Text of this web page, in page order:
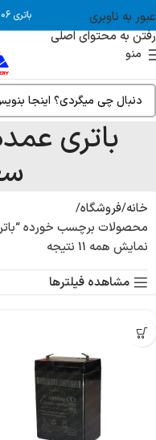
عبور به ناوبری
رفتن به محتوای اصلی
باتری 206
منو
باتری
خانه فروشگاه
محصولات برچسب خورده
نمایش همه 11 نتیجه
مشاهده فیلترها